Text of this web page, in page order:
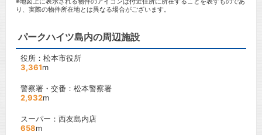
り、実際の物件所在地とは異なる場合がございます。
パークハイツ島内の周辺施設
役所：松本市役所
3,361m
警察署・交番：松本警察署
2,932m
スーパー：西友島内店
658m